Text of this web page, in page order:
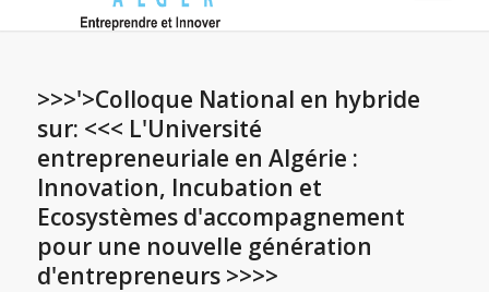
>>>'>Colloque National en hybride
sur: <<< L'Université
entrepreneuriale en Algérie :
Innovation, Incubation et
Ecosystèmes d'accompagnement
pour une nouvelle génération
d'entrepreneurs >>>>